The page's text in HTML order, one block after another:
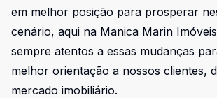
em melhor posição para prosperar
cenário, aqui na Manica Marin
sempre atentos a essas mudanças
melhor orientação a nossos clientes,
mercado imobiliário.